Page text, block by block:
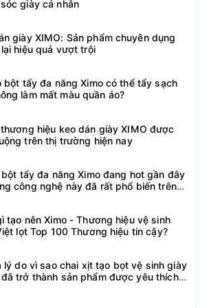
dài bàn chân:12,3cm
dài bàn chân:13cm
giày cá nhân
giày XIMO: Sản phẩm chuyên dụng
hiệu quả vượt trội
bột tẩy đa năng Ximo có thể tẩy sạch
làm mất màu quần áo?
hiệu keo dán giày XIMO được
trên thị trường hiện nay
tẩy đa năng Ximo đang hot gần đây
công nghệ này đã rất phổ biến trên
tạo nên Ximo - Thương hiệu vệ sinh
lọt Top 100 Thương hiệu tin cậy?
lý do vì sao chai xịt tạo bọt vệ sinh giày
trở thành sản phẩm được yêu thích